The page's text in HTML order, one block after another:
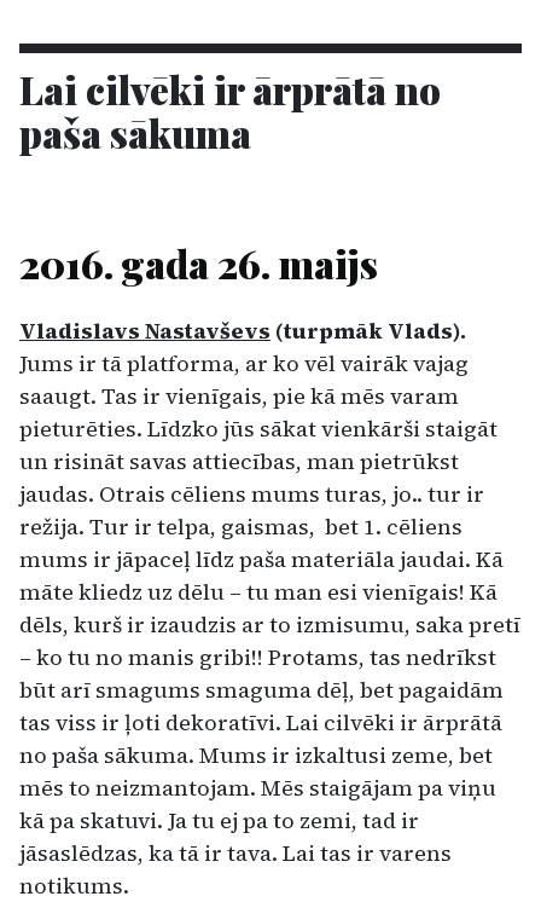
Lai cilvēki ir ārprātā no
paša sākuma
2016. gada 26. maijs
Vladislavs Nastavševs (turpmāk Vlads).
Jums ir tā platforma, ar ko vēl vairāk vajag
saaugt. Tas ir vienīgais, pie kā mēs varam
pieturēties. Līdzko jūs sākat vienkārši staigāt
un risināt savas attiecības, man pietrūkst
jaudas. Otrais cēliens mums turas, jo.. tur ir
režija. Tur ir telpa, gaismas, bet 1. cēliens
mums ir jāpaceļ līdz paša materiāla jaudai. Kā
māte kliedz uz dēlu – tu man esi vienīgais! Kā
dēls, kurš ir izaudzis ar to izmisumu, saka pretī
– ko tu no manis gribi!! Protams, tas nedrīkst
būt arī smagums smaguma dēļ, bet pagaidām
tas viss ir ļoti dekoratīvi. Lai cilvēki ir ārprātā
no paša sākuma. Mums ir izkaltusi zeme, bet
mēs to neizmantojam. Mēs staigājam pa viņu
kā pa skatuvi. Ja tu ej pa to zemi, tad ir
jāsaslēdzas, ka tā ir tava. Lai tas ir varens
notikums.